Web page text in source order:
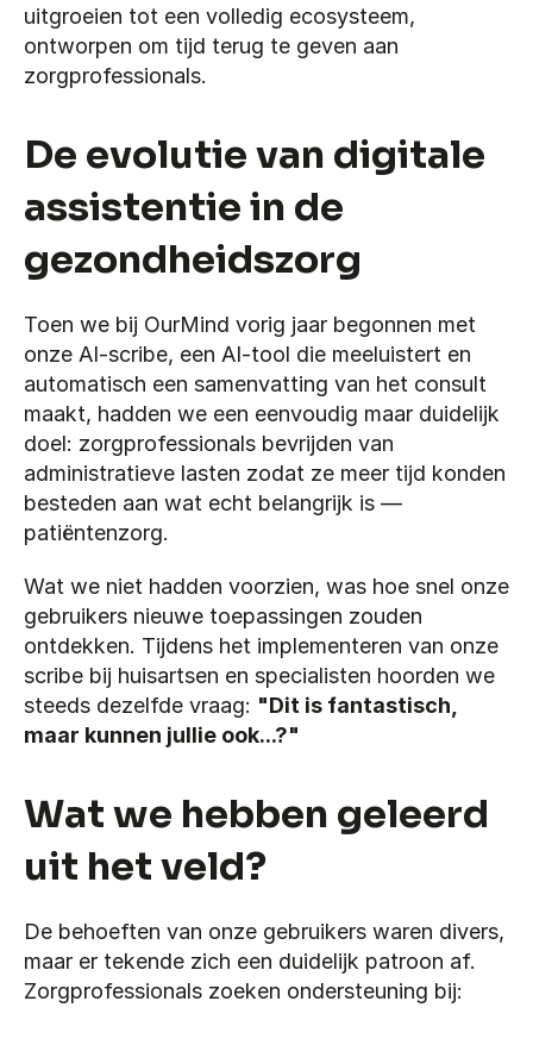
uitgroeien tot een volledig ecosysteem,
ontworpen om tijd terug te geven aan
zorgprofessionals.
De evolutie van digitale
assistentie in de
gezondheidszorg
Toen we bij OurMind vorig jaar begonnen met
onze AI-scribe, een AI-tool die meeluistert en
automatisch een samenvatting van het consult
maakt, hadden we een eenvoudig maar duidelijk
doel: zorgprofessionals bevrijden van
administratieve lasten zodat ze meer tijd konden
besteden aan wat echt belangrijk is —
patiëntenzorg.
Wat we niet hadden voorzien, was hoe snel onze
gebruikers nieuwe toepassingen zouden
ontdekken. Tijdens het implementeren van onze
scribe bij huisartsen en specialisten hoorden we
steeds dezelfde vraag: "Dit is fantastisch,
maar kunnen jullie ook...?"
Wat we hebben geleerd
uit het veld?
De behoeften van onze gebruikers waren divers,
maar er tekende zich een duidelijk patroon af.
Zorgprofessionals zoeken ondersteuning bij: